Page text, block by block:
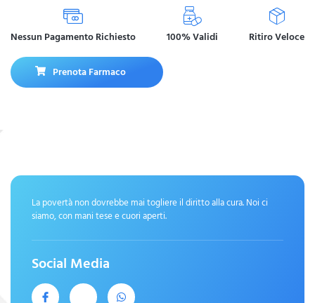
Nessun Pagamento Richiesto 100% Validi Ritiro Veloce
Prenota Farmaco
La povertà non dovrebbe mai togliere il diritto alla cura. Noi ci
siamo, con mani tese e cuori aperti.
Social Media